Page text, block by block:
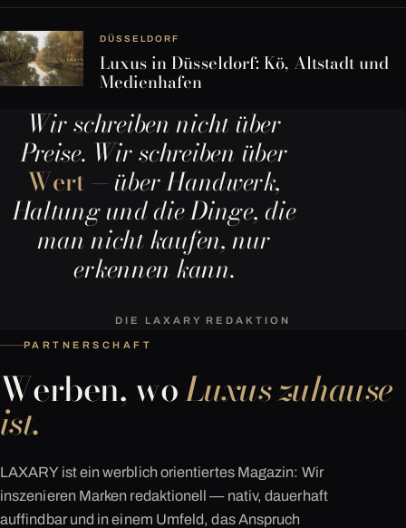
DÜSSELDORF
Luxus in Düsseldorf: Kö, Altstadt und
Medienhafen
Wir schreiben nicht über
Preise. Wir schreiben über
Wert— über Handwerk,
Haltung und die Dinge, die
man nicht kaufen, nur
erkennen kann.
DIE LAXARY REDAKTION
PARTNERSCHAFT
Werben, woLuxus zuhause
ist.
LAXARY ist ein werblich orientiertes Magazin: Wir
inszenieren Marken redaktionell — nativ, dauerhaft
auffindbar und in einem Umfeld, das Anspruch